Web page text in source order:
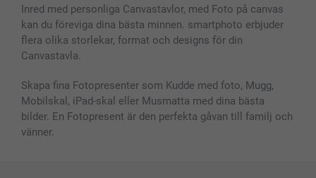
Fotoramar & Tillbehör
Presentkort
Alla fotoprodukter
Inred med personliga Canvastavlor, med Foto på canvas
kan du föreviga dina bästa minnen. smartphoto erbjuder
flera olika storlekar, format och designs för din
Canvastavla.
Skapa fina Fotopresenter som Kudde med foto, Mugg,
Mobilskal, iPad-skal eller Musmatta med dina bästa
bilder. En Fotopresent är den perfekta gåvan till familj och
vänner.